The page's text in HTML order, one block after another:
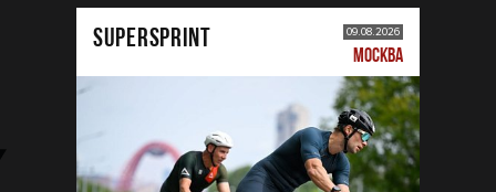
SUPERSPRINT 09.08.2026
МОСКВА